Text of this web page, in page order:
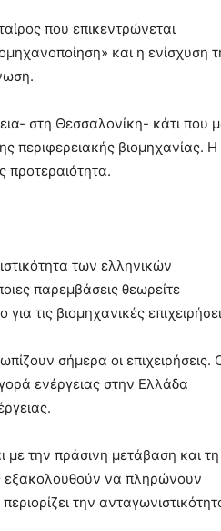
που επικεντρώνεται
και η ενίσχυση
στη Θεσσαλονίκη- κάτι που
περιφερειακής βιομηχανίας. Η
προτεραιότητα.
των ελληνικών
παρεμβάσεις θεωρείτε
τις βιομηχανικές
σήμερα οι επιχειρήσεις.
ενέργειας στην Ελλάδα
με την πράσινη μετάβαση και τη
εξακολουθούν να πληρώνουν
την